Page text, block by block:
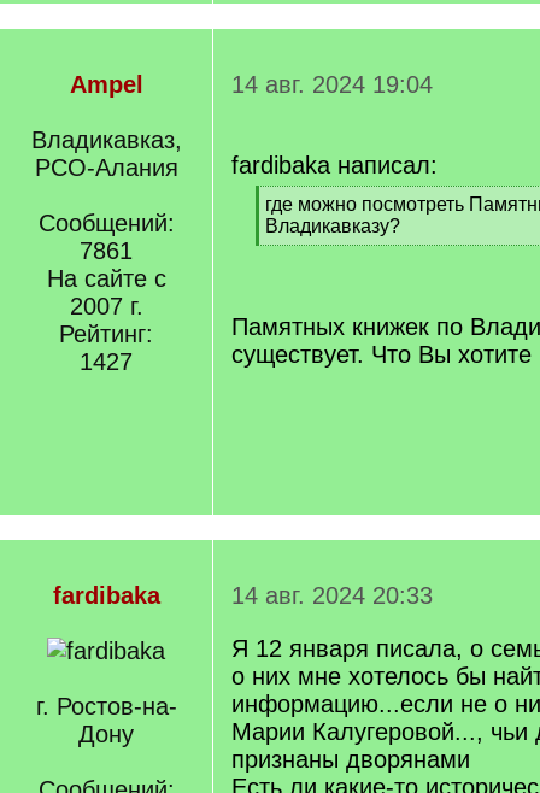
Ampel
Владикавказ,
РСО-Алания
Сообщений:
7861
На сайте с
2007 г.
Рейтинг:
1427
14 авг. 2024 19:04
fardibaka написал:
[
q
]
где можно посмотреть
Владикавказу?
[
Памятных книжек по
существует. Что Вы хотите
fardibaka
г. Ростов-на-
Дону
14 авг. 2024 20:33
Я 12 января писала, о
о них мне хотелось бы
информацию...если не о
Марии Калугеровой..., чьи
признаны дворянами
Есть ли какие-то